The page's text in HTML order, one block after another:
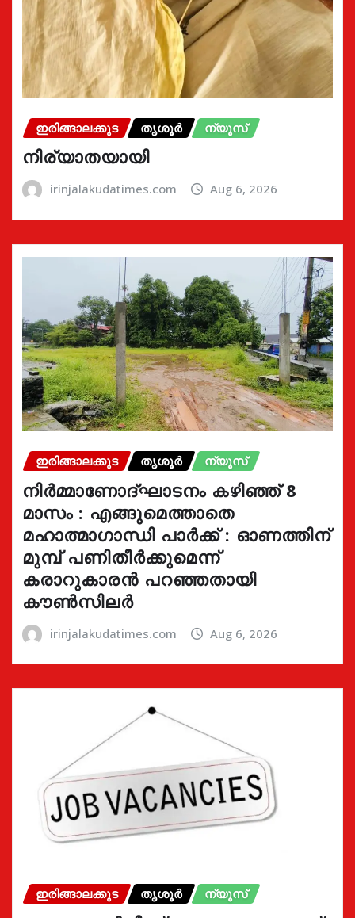
ഇരിങ്ങാലക്കുട തൃശൂർ ന്യൂസ്
നിര്യാതയായി
irinjalakudatimes.com Aug 6, 2026
ഇരിങ്ങാലക്കുട തൃശൂർ ന്യൂസ്
നിർമ്മാണോദ്ഘാടനം കഴിഞ്ഞ് 8
മാസം : എങ്ങുമെത്താതെ
മഹാത്മാഗാന്ധി പാർക്ക് : ഓണത്തിന്
മുമ്പ് പണിതീർക്കുമെന്ന്
കരാറുകാരൻ പറഞ്ഞതായി
കൗൺസിലർ
irinjalakudatimes.com Aug 6, 2026
ഇരിങ്ങാലക്കുട തൃശൂർ ന്യൂസ്